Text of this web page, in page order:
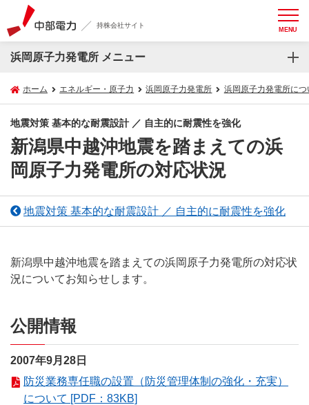
持株会社サイト MENU
浜岡原子力発電所 メニュー
ホーム エネルギー・原子力 浜岡原子力発電所 浜岡原子力発電所につ
地震対策 基本的な耐震設計 ／ 自主的に耐震性を強化
新潟県中越沖地震を踏まえての浜
岡原子力発電所の対応状況
地震対策 基本的な耐震設計 ／ 自主的に耐震性を強化
新潟県中越沖地震を踏まえての浜岡原子力発電所の対応状
況についてお知らせします。
公開情報
2007年9月28日
防災業務専任職の設置（防災管理体制の強化・充実）
について [PDF：83KB]